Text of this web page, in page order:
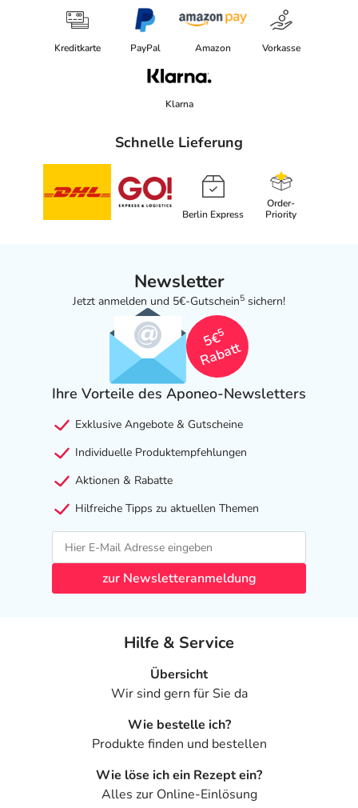
Kreditkarte PayPal Amazon Vorkasse
Klarna
Schnelle Lieferung
Berlin Express
Order-
Priority
Newsletter
Jetzt anmelden und 5€-Gutschein5 sichern!
5€
5
Rabatt
Ihre Vorteile des Aponeo-Newsletters
Exklusive Angebote & Gutscheine
Individuelle Produktempfehlungen
Aktionen & Rabatte
Hilfreiche Tipps zu aktuellen Themen
zur Newsletteranmeldung
Hilfe & Service
Übersicht
Wir sind gern für Sie da
Wie bestelle ich?
Produkte finden und bestellen
Wie löse ich ein Rezept ein?
Alles zur Online-Einlösung